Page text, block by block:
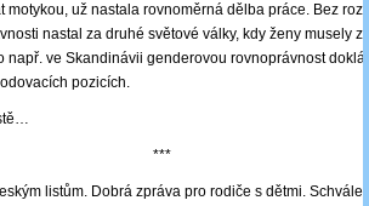
motykou, už nastala rovnoměrná dělba práce. Bez
nastal za druhé světové války, kdy ženy musely
ve Skandinávii genderovou rovnoprávnost
pozicích.
***
listům. Dobrá zpráva pro rodiče s dětmi.